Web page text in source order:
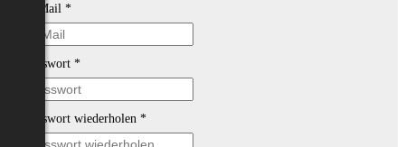
E-Mail *
Passwort *
Passwort wiederholen *